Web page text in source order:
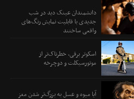
دانشمندان عینک دید در شب
جدیدی با قابلیت نمایش رنگ‌های
واقعی ساختند
اسکوتر برقی، خطرناک‌تر از
موتورسیکلت و دوچرخه
آیا میوه و عسل به بزرگ‌تر شدن مغز